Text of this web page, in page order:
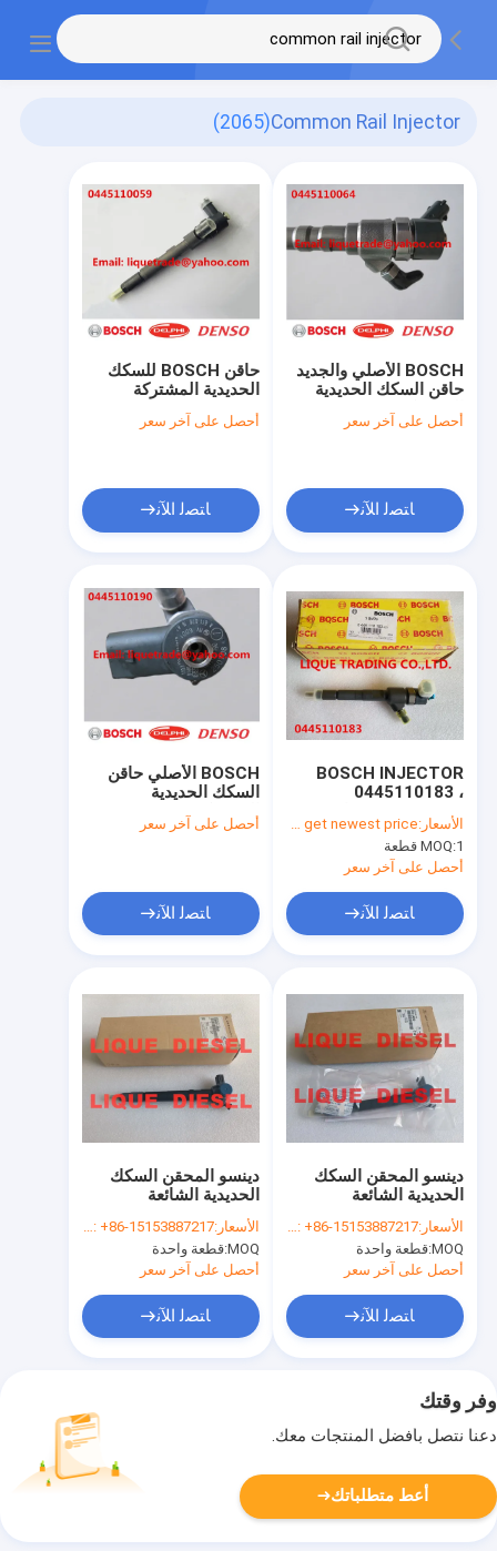
Common Rail Injector
(2065)
حاقن BOSCH للسكك
الحديدية المشتركة
0445110059/044511059
كرايسلر 05066820AA /أحصل على آخر سعر
ﺎﺘﺼﻟ ﺍﻶﻧ
BOSCH الأصلي والجديد
حاقن السكك الحديدية
المشتركة 0445110101
، 0445110064 لشركةأحصل على آخر سعر
ﺎﺘﺼﻟ ﺍﻶﻧ
BOSCH الأصلي حاقن
السكك الحديدية
المشتركة 0445110190
0445110189 لمرسيدسأحصل على آخر سعر
ﺎﺘﺼﻟ ﺍﻶﻧ
BOSCH INJECTOR
0445110183 ،
السكك الحديدية
المشتركة الأصلي والجديد
0445110183 ،
الأسعار:Please contact us to get newest price.
MOQ:1 قطعة
أحصل على آخر سعر
ﺎﺘﺼﻟ ﺍﻶﻧ
دينسو المحقن السكك
الحديدية الشائعة
4A950 2957000290
338004A950 لـ
Hyundai D4CB VGT
الأسعار:WhatsApp/WeChat: +86-15153887217
MOQ: قطعة واحدة
أحصل على آخر سعر
ﺎﺘﺼﻟ ﺍﻶﻧ
دينسو المحقن السكك
الحديدية الشائعة
4A950 2957000290
338004A950 لـ
HYUNDAI D4CB VGT
الأسعار:WhatsApp/WeChat: +86-15153887217
MOQ: قطعة واحدة
أحصل على آخر سعر
ﺎﺘﺼﻟ ﺍﻶﻧ
وفر وقتك
دعنا نتصل بأفضل المنتجات معك.
أعط متطلباتك